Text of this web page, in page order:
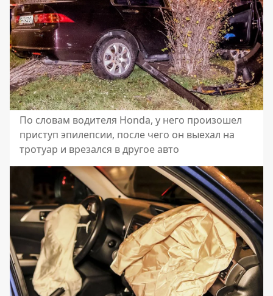
По словам водителя Honda, у него произошел
приступ эпилепсии, после чего он выехал на
тротуар и врезался в другое авто